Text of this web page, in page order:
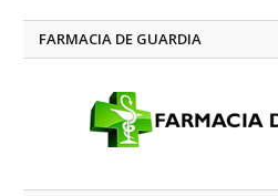
FARMACIA DE GUARDIA